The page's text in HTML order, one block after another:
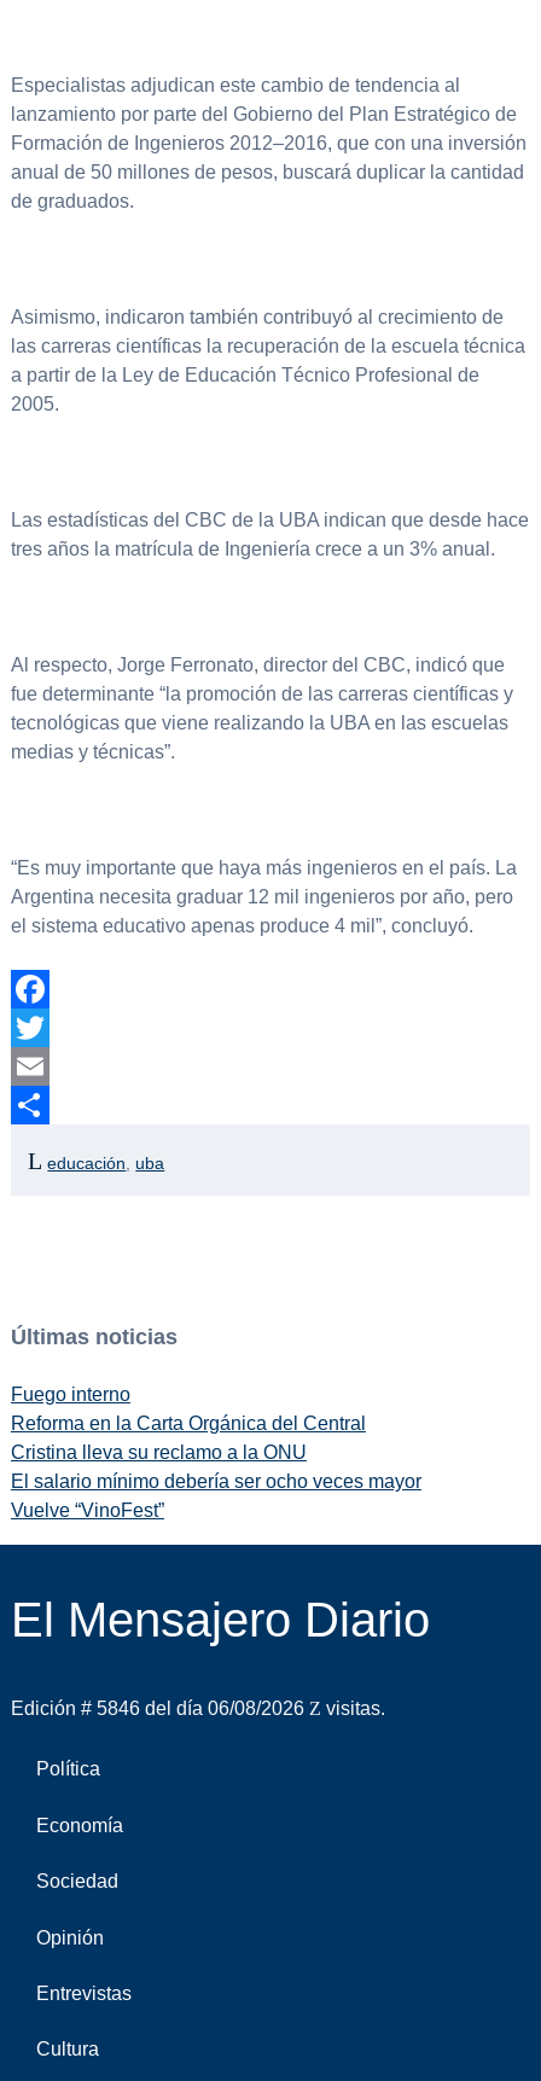
Especialistas adjudican este cambio de tendencia al
lanzamiento por parte del Gobierno del Plan Estratégico de
Formación de Ingenieros 2012–2016, que con una inversión
anual de 50 millones de pesos, buscará duplicar la cantidad
de graduados.
Asimismo, indicaron también contribuyó al crecimiento de
las carreras científicas la recuperación de la escuela técnica
a partir de la Ley de Educación Técnico Profesional de
2005.
Las estadísticas del CBC de la UBA indican que desde hace
tres años la matrícula de Ingeniería crece a un 3% anual.
Al respecto, Jorge Ferronato, director del CBC, indicó que
fue determinante “la promoción de las carreras científicas y
tecnológicas que viene realizando la UBA en las escuelas
medias y técnicas”.
“Es muy importante que haya más ingenieros en el país. La
Argentina necesita graduar 12 mil ingenieros por año, pero
el sistema educativo apenas produce 4 mil”, concluyó.
Facebook
Twitter
Email
educación uba
Últimas noticias
Fuego interno
Reforma en la Carta Orgánica del Central
Cristina lleva su reclamo a la ONU
El salario mínimo debería ser ocho veces mayor
Vuelve “VinoFest”
El Mensajero Diario
Edición # 5846 del día 06/08/2026 visitas.
Política
Economía
Sociedad
Opinión
Entrevistas
Cultura